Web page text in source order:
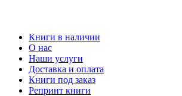
Книги в наличии
О нас
Наши услуги
Доставка и оплата
Книги под заказ
Репринт книги